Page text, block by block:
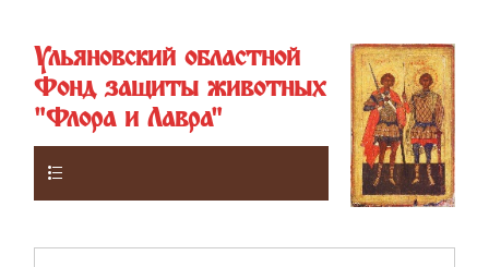
Ульяновский областной
Фонд защиты животных
"Флора и Лавра"